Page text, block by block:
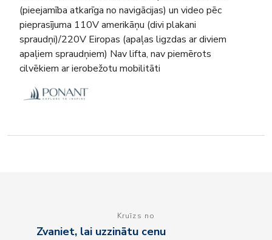
(pieejamība atkarīga no navigācijas) un video pēc
pieprasījuma 110V amerikāņu (divi plakani
spraudņi)/220V Eiropas (apaļas ligzdas ar diviem
apaļiem spraudņiem) Nav lifta, nav piemērots
cilvēkiem ar ierobežotu mobilitāti
Kruīzs no
Zvaniet, lai uzzinātu cenu